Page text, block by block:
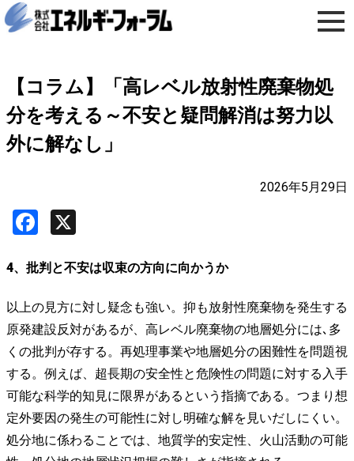
【コラム】「高レベル放射性廃棄物処
分を考える～不安と疑問解消は努力以
外に解なし」
2026年5月29日
Facebook
4、批判と不安は収束の方向に向かうか
以上の見方に対し疑念も強い。抑も放射性廃棄物を発生する
原発建設反対があるが、高レベル廃棄物の地層処分には､多
くの批判が存する。再処理事業や地層処分の困難性を問題視
する。例えば、超長期の安全性と危険性の問題に対する入手
可能な科学的知見に限界があるという指摘である。つまり想
定外要因の発生の可能性に対し明確な解を見いだしにくい。
処分地に係わることでは、地質学的安定性、火山活動の可能